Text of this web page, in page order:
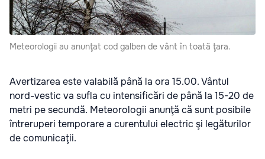
Meteorologii au anunţat cod galben de vânt în toată ţara.
Avertizarea este valabilă până la ora 15.00. Vântul
nord-vestic va sufla cu intensificări de până la 15-20 de
metri pe secundă. Meteorologii anunţă că sunt posibile
întreruperi temporare a curentului electric şi legăturilor
de comunicaţii.